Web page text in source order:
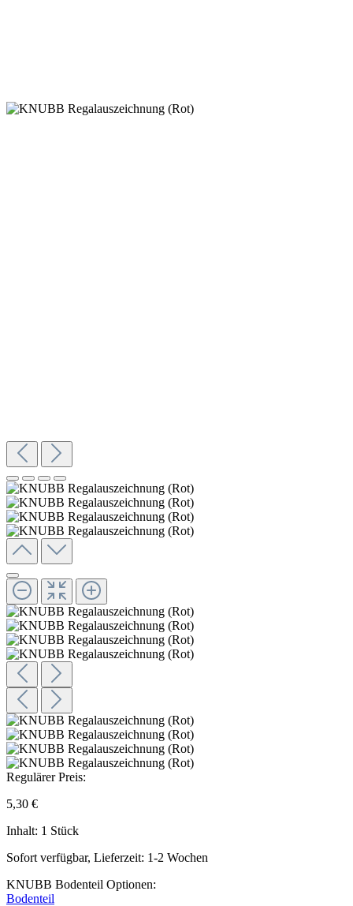
Regulärer Preis:
5,30 €
Inhalt: 1 Stück
Sofort verfügbar, Lieferzeit: 1-2 Wochen
KNUBB Bodenteil Optionen:
Bodenteil